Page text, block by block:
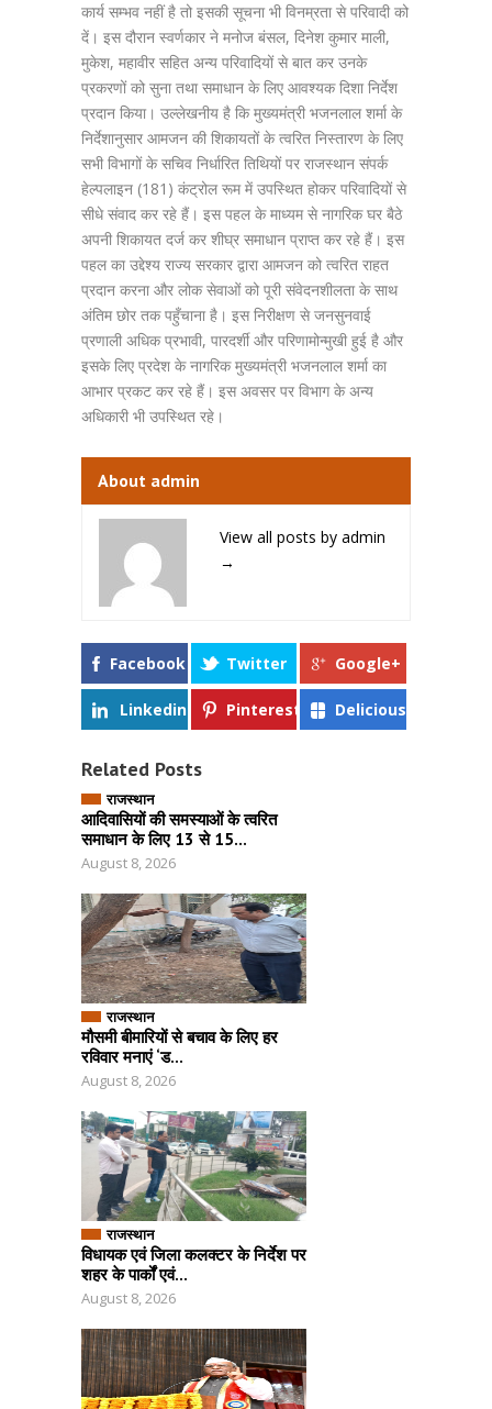
कार्य सम्भव नहीं है तो इसकी सूचना भी विनम्रता से परिवादी को
दें। इस दौरान स्वर्णकार ने मनोज बंसल, दिनेश कुमार माली,
मुकेश, महावीर सहित अन्य परिवादियों से बात कर उनके
प्रकरणों को सुना तथा समाधान के लिए आवश्यक दिशा निर्देश
प्रदान किया। उल्लेखनीय है कि मुख्यमंत्री भजनलाल शर्मा के
निर्देशानुसार आमजन की शिकायतों के त्वरित निस्तारण के लिए
सभी विभागों के सचिव निर्धारित तिथियों पर राजस्थान संपर्क
हेल्पलाइन (181) कंट्रोल रूम में उपस्थित होकर परिवादियों से
सीधे संवाद कर रहे हैं। इस पहल के माध्यम से नागरिक घर बैठे
अपनी शिकायत दर्ज कर शीघ्र समाधान प्राप्त कर रहे हैं। इस
पहल का उद्देश्य राज्य सरकार द्वारा आमजन को त्वरित राहत
प्रदान करना और लोक सेवाओं को पूरी संवेदनशीलता के साथ
अंतिम छोर तक पहुँचाना है। इस निरीक्षण से जनसुनवाई
प्रणाली अधिक प्रभावी, पारदर्शी और परिणामोन्मुखी हुई है और
इसके लिए प्रदेश के नागरिक मुख्यमंत्री भजनलाल शर्मा का
आभार प्रकट कर रहे हैं। इस अवसर पर विभाग के अन्य
अधिकारी भी उपस्थित रहे।
About admin
View all posts by admin
→
Facebook Twitter Google+
Linkedin Pinterest Delicious
Related Posts
राजस्थान
आदिवासियों की समस्याओं के त्वरित
समाधान के लिए 13 से 15...
August 8, 2026
राजस्थान
मौसमी बीमारियों से बचाव के लिए हर
रविवार मनाएं ‘ड...
August 8, 2026
राजस्थान
विधायक एवं जिला कलक्टर के निर्देश पर
शहर के पार्कों एवं...
August 8, 2026